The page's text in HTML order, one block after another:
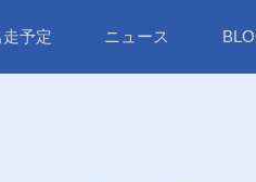
走予定 ニュース